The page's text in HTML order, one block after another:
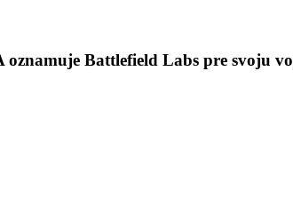
oznamuje Battlefield Labs pre svoju